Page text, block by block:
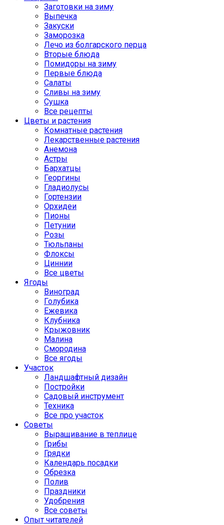
Заготовки на зиму
Выпечка
Закуски
Заморозка
Лечо из болгарского перца
Вторые блюда
Помидоры на зиму
Первые блюда
Салаты
Сливы на зиму
Сушка
Все рецепты
Цветы и растения
Комнатные растения
Лекарственные растения
Анемона
Астры
Бархатцы
Георгины
Гладиолусы
Гортензии
Орхидеи
Пионы
Петунии
Розы
Тюльпаны
Флоксы
Циннии
Все цветы
Ягоды
Виноград
Голубика
Ежевика
Клубника
Крыжовник
Малина
Смородина
Все ягоды
Участок
Ландшафтный дизайн
Постройки
Садовый инструмент
Техника
Все про участок
Советы
Выращивание в теплице
Грибы
Грядки
Календарь посадки
Обрезка
Полив
Праздники
Удобрения
Все советы
Опыт читателей